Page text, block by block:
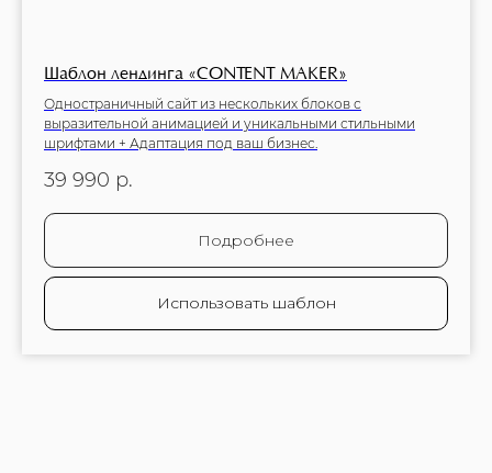
Шаблон лендинга «CONTENT MAKER»
Одностраничный сайт из нескольких блоков с
выразительной анимацией и уникальными стильными
шрифтами + Адаптация под ваш бизнес.
39 990 р.
Подробнее
Использовать шаблон